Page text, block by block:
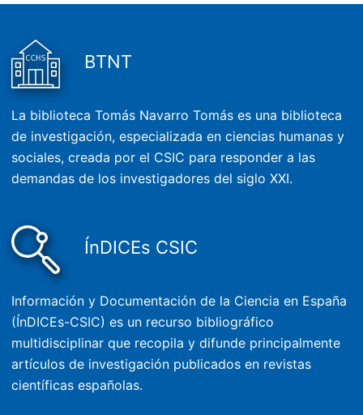
BTNT
La biblioteca Tomás Navarro Tomás es una biblioteca
de investigación, especializada en ciencias humanas y
sociales, creada por el CSIC para responder a las
demandas de los investigadores del siglo XXI.
ÍnDICEs CSIC
Información y Documentación de la Ciencia en España
(ÍnDICEs-CSIC) es un recurso bibliográfico
multidisciplinar que recopila y difunde principalmente
artículos de investigación publicados en revistas
científicas españolas.